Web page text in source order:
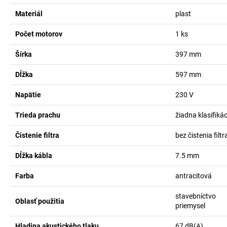
Materiál plast
Počet motorov 1 ks
Šírka 397 mm
Dĺžka 597 mm
Napätie 230 V
Trieda prachu žiadna
Čistenie filtra bez čistenia
Dĺžka kábla 7.5 mm
Farba antracitová
Oblasť použitia
stavebníctvo
priemysel